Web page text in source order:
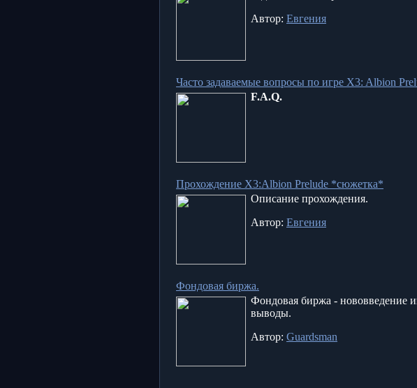
Автор: Евгения
Часто задаваемые вопросы по игре X3: Albion
F.A.Q.
Прохождение X3:Albion Prelude *сюжетка*
Описание прохождения.
Автор: Евгения
Фондовая биржа.
Фондовая биржа - нововведение
выводы.
Автор: Guardsman